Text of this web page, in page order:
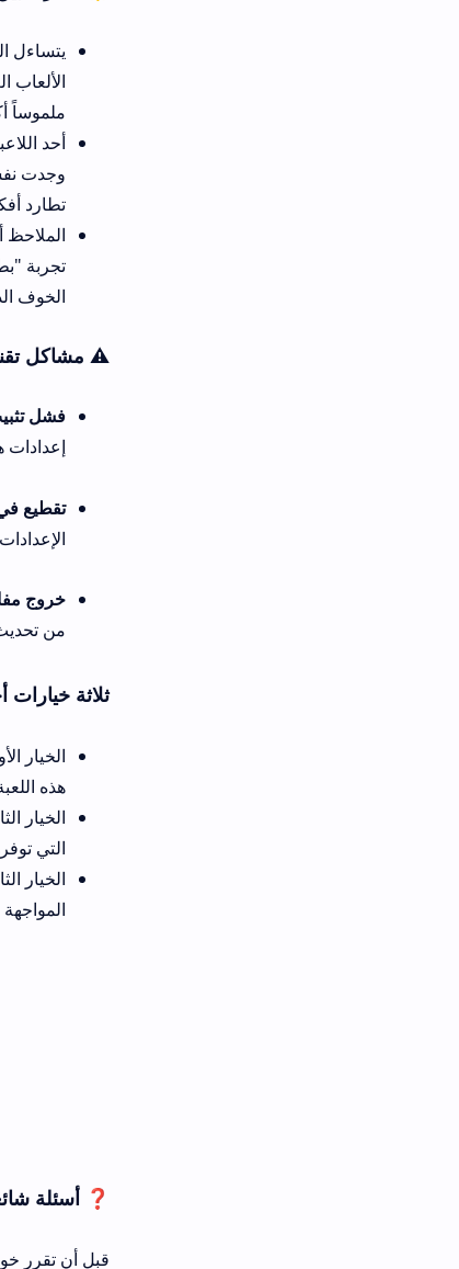
يتساءل الكثير من
الألعاب الغربية على
ملموساً أكثر. من خلال
أحد اللاعبين المحترفين
وجدت نفسي أمام قصة
تجربة "بطيئة ومريضة" من
الخوف الذي تفضله.
⚠️ مشاكل تقنية قد تواجهك
فشل تثبيت ملف zouhri the cursed blood APK:
إعدادات هاتفك، وتأكد من
تقطيع في الصورة (Lag) أثناء اللعب:
الإعدادات الداخلية
خروج مفاجئ من اللعبة
من تحديث نظام التشغيل
ثلاثة خيارات أخرى لمحبي
الخيار الأول: ألعاب
الخيار الثاني: ألعاب
التي توفرها لعبة الرعب
المواجهة النفسية الخالصة.
❓ أسئلة شائعة حول لعبة
قبل أن تقرر خوض المغامرة، إليك